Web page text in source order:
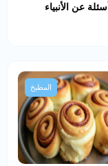
أسئلة عن الأنبياء
المطبخ